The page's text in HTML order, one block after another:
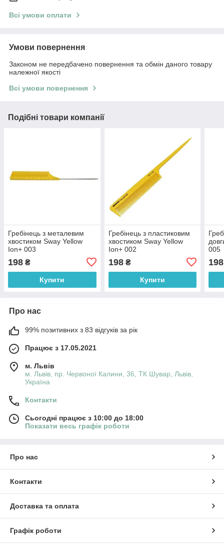
Всі умови оплати
Умови повернення
Законом не передбачено повернення та обмін даного товару
належної якості
Всі умови повернення
Подібні товари компанії
Гребінець з металевим
хвостиком Sway Yellow
Ion+ 003
198 ₴
Купити
Гребінець з пластиковим
хвостиком Sway Yellow
Ion+ 002
198₴
Купити
005
198
Про нас
99% позитивних з 83 відгуків за рік
Працює з 17.05.2021
м. Львів
м. Львів, пр. Червоної Калини, 36, ТК Шувар, Львів,
Україна
Контакти
Сьогодні працює з 10:00 до 18:00
Показати весь графік роботи
Про нас
Контакти
Доставка та оплата
Графік роботи